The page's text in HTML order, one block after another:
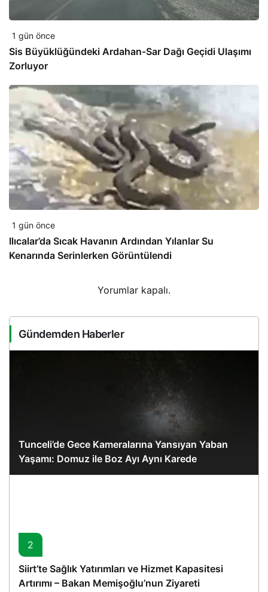
1 gün önce
Sis Büyüklüğündeki Ardahan-Sar Dağı Geçidi Ulaşımı
Zorluyor
1 gün önce
Ilıcalar’da Sıcak Havanın Ardından Yılanlar Su
Kenarında Serinlerken Görüntülendi
Yorumlar kapalı.
Gündemden Haberler
Tunceli’de Gece Kameralarına Yansıyan Yaban
Yaşamı: Domuz ile Boz Ayı Aynı Karede
2
Siirt’te Sağlık Yatırımları ve Hizmet Kapasitesi
Artırımı – Bakan Memişoğlu’nun Ziyareti